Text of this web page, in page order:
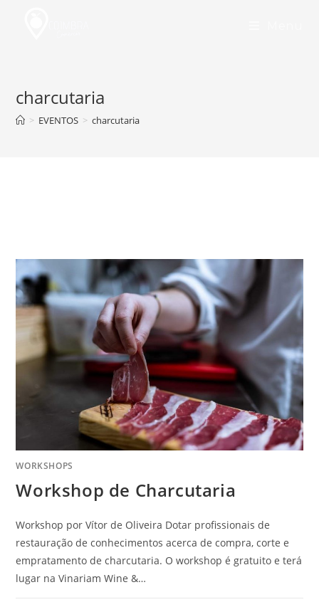
charcutaria
> EVENTOS > charcutaria
WORKSHOPS
Workshop de Charcutaria
Workshop por Vítor de Oliveira Dotar profissionais de
restauração de conhecimentos acerca de compra, corte e
empratamento de charcutaria. O workshop é gratuito e terá
lugar na Vinariam Wine &…